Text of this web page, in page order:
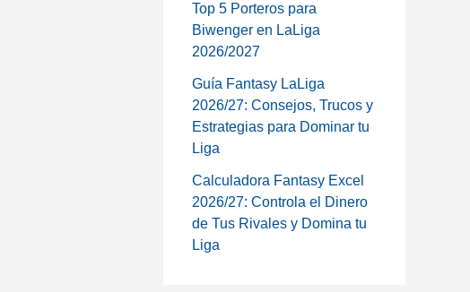
Top 5 Porteros para
Biwenger en LaLiga
2026/2027
Guía Fantasy LaLiga
2026/27: Consejos, Trucos y
Estrategias para Dominar tu
Liga
Calculadora Fantasy Excel
2026/27: Controla el Dinero
de Tus Rivales y Domina tu
Liga